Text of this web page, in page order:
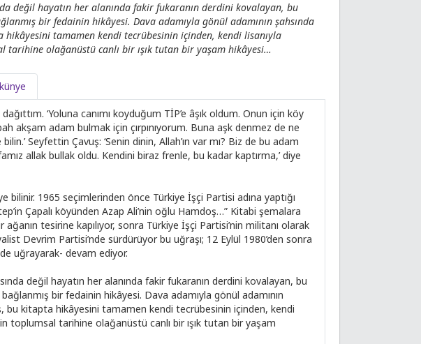
değil hayatın her alanında fakir fukaranın derdini kovalayan, bu
bir fedainin hikâyesi. Dava adamıyla gönül adamının şahsında
tamamen kendi tecrübesinin içinden, kendi lisanıyla
tarihine olağanüstü canlı bir ışık tutan bir yaşam hikâyesi…
künye
‘Yoluna canımı koyduğum TİP’e âşık oldum. Onun için köy
akşam adam bulmak için çırpınıyorum. Buna aşk denmez de ne
Seyfettin Çavuş: ‘Senin dinin, Allah’ın var mı? Biz de bu adam
allak bullak oldu. Kendini biraz frenle, bu kadar kaptırma,’ diye
1965 seçimlerinden önce Türkiye İşçi Partisi adına yaptığı
Çapalı köyünden Azap Ali’nin oğlu Hamdoş…” Kitabi şemalara
tesirine kapılıyor, sonra Türkiye İşçi Partisi’nin militanı olarak
Devrim Partisi’nde sürdürüyor bu uğraşı; 12 Eylül 1980’den sonra
uğrayarak- devam ediyor.
değil hayatın her alanında fakir fukaranın derdini kovalayan, bu
bir fedainin hikâyesi. Dava adamıyla gönül adamının
bu kitapta hikâyesini tamamen kendi tecrübesinin içinden, kendi
toplumsal tarihine olağanüstü canlı bir ışık tutan bir yaşam